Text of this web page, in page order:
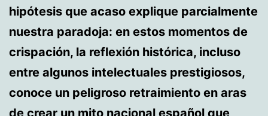
hipótesis que acaso explique parcialmente
nuestra paradoja: en estos momentos de
crispación, la reflexión histórica, incluso
entre algunos intelectuales prestigiosos,
conoce un peligroso retraimiento en aras
de crear un mito nacional español que